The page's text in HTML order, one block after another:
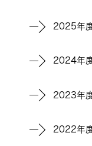
2025年
2024年
2023年
2022年